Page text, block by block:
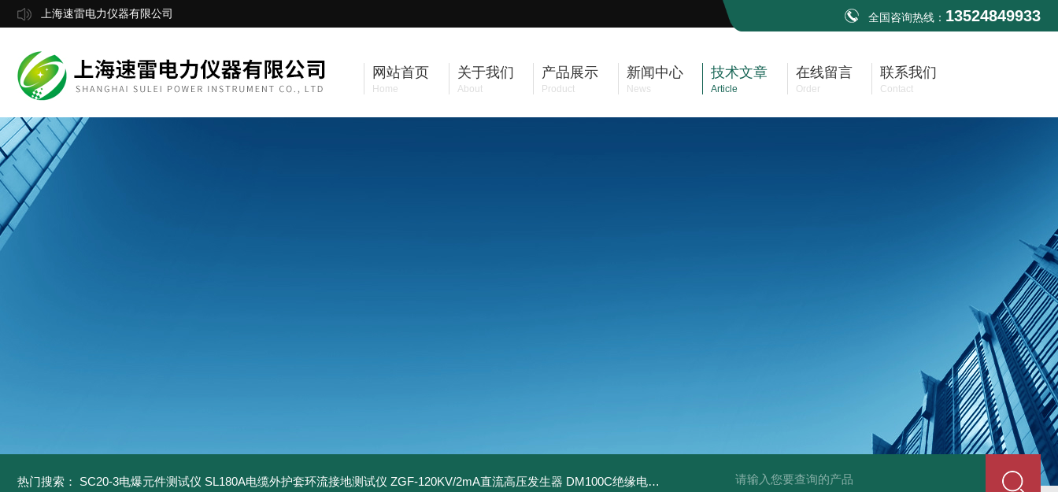
上海速雷电力仪器有限公司 全国咨询热线： 13524849933
网站首页
Home
关于我们
About
产品展示
Product
新闻中心
News
技术文章
Article
在线留言
Order
联系我们
Contact
热门搜索： SC20-3电爆元件测试仪 SL180A电缆外护套环流接地测试仪 ZGF-120KV/2mA直流高压发生器 DM100C绝缘电阻测试仪 DM50C绝缘电阻测试仪 SLB-II全自动变比测试仪 BY2672数字兆欧表